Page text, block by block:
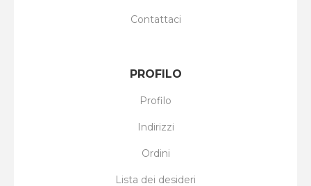
Contattaci
PROFILO
Profilo
Indirizzi
Ordini
Lista dei desideri